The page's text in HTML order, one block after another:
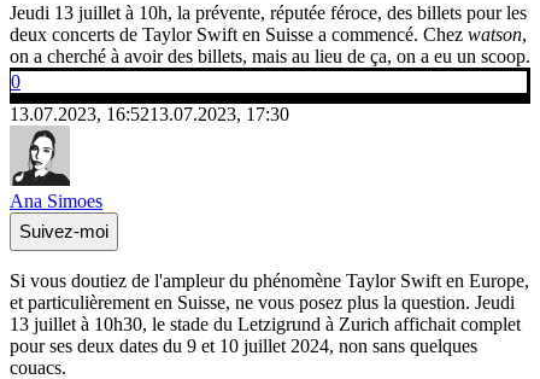
Jeudi 13 juillet à 10h, la prévente, réputée féroce, des billets pour les
deux concerts de Taylor Swift en Suisse a commencé. Chez watson,
on a cherché à avoir des billets, mais au lieu de ça, on a eu un scoop.
0
13.07.2023, 16:5213.07.2023, 17:30
Ana Simoes
Suivez-moi
Si vous doutiez de l'ampleur du phénomène Taylor Swift en Europe,
et particulièrement en Suisse, ne vous posez plus la question. Jeudi
13 juillet à 10h30, le stade du Letzigrund à Zurich affichait complet
pour ses deux dates du 9 et 10 juillet 2024, non sans quelques
couacs.